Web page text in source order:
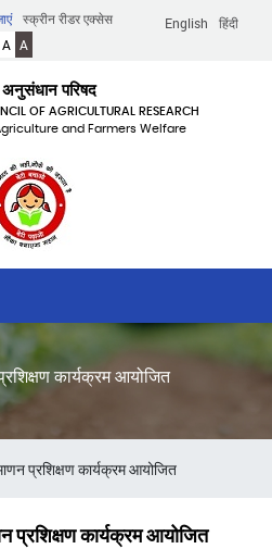
English हिंदी
स्क्रीन रीडर एक्सेस
A A
अनुसंधान परिषद
OF AGRICULTURAL RESEARCH
and Farmers Welfare
कार्यक्रम आयोजित
प्रशिक्षण कार्यक्रम आयोजित
प्रशिक्षण कार्यक्रम आयोजित